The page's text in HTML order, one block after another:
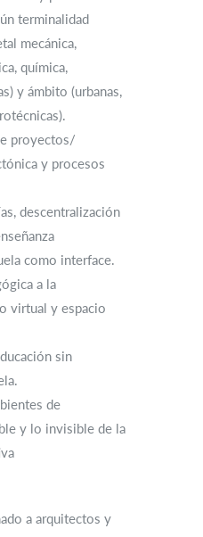
terminalidad
mecánica,
química,
y ámbito (urbanas,
proyectos/
y procesos
descentralización
como interface.
a la
virtual y espacio
sin
de
y lo invisible de la
a arquitectos y